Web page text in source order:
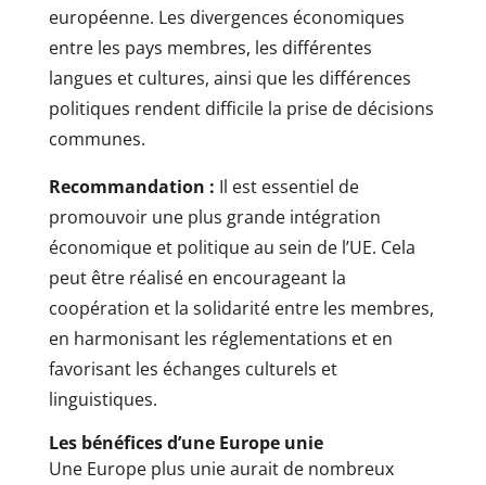
européenne. Les divergences économiques
entre les pays membres, les différentes
langues et cultures, ainsi que les différences
politiques rendent difficile la prise de décisions
communes.
Recommandation : Il est essentiel de
promouvoir une plus grande intégration
économique et politique au sein de l’UE. Cela
peut être réalisé en encourageant la
coopération et la solidarité entre les membres,
en harmonisant les réglementations et en
favorisant les échanges culturels et
linguistiques.
Les bénéfices d’une Europe unie
Une Europe plus unie aurait de nombreux